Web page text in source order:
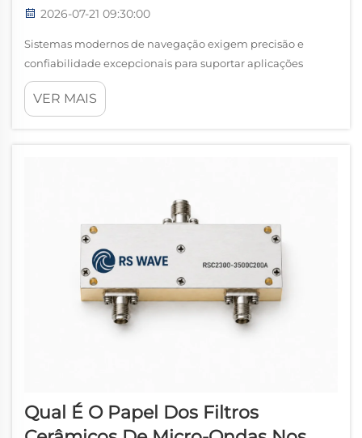
2026-07-21 09:30:00
Sistemas modernos de navegação exigem precisão e
confiabilidade excepcionais para suportar aplicações
críticas em diversos setores, desde topografia e construção
até veículos autônomos e agricultura de precisão. No
VER MAIS
Qual É O Papel Dos Filtros